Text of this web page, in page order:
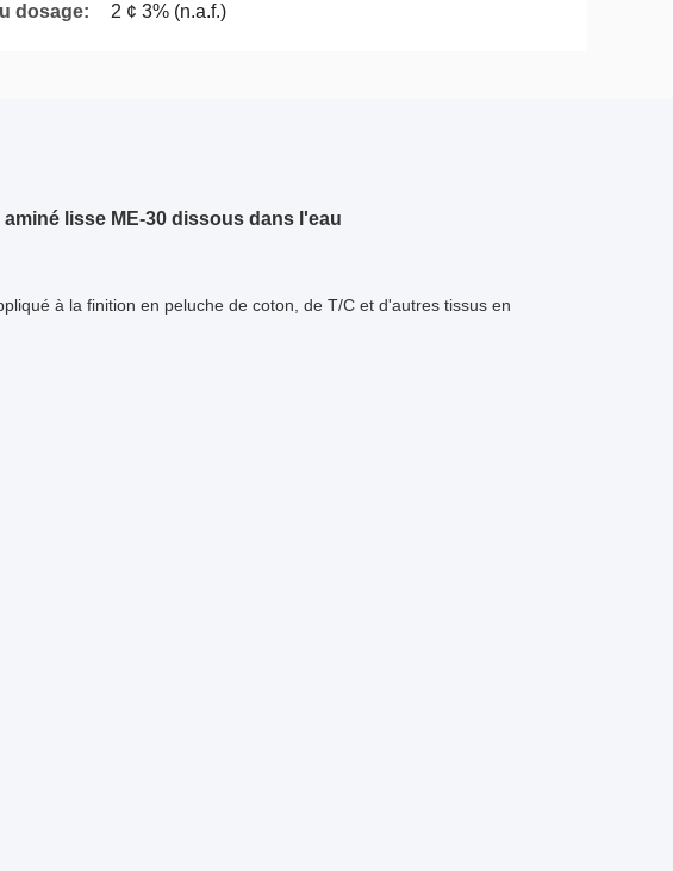
dosage: 2 ¢ 3% (n.a.f.)
lisse ME-30 dissous dans l'eau
à la finition en peluche de coton, de T/C et d'autres tissus en